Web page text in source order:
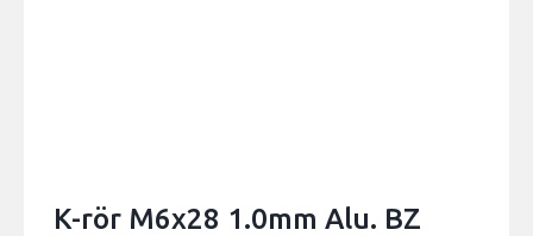
K-rör M6x28 1.0mm Alu. BZ